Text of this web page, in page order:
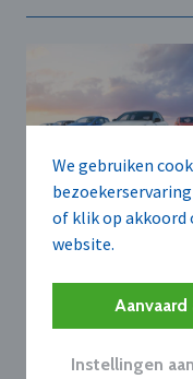
We gebruiken
of klik op akkoord
website.
Instellingen
OPEL BELGIUM N.V.
Opel introduceert
GSE met 280 pk